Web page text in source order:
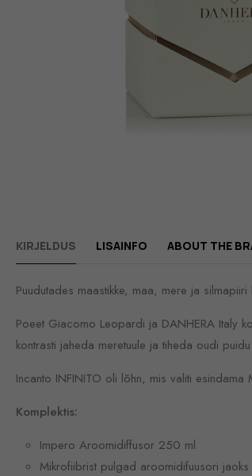
KIRJELDUS LISAINFO ABOUT THE
Puudutades maastikke, maa, mere ja
Poeet Giacomo Leopardi ja DANHERA Italy
kontrasti jaheda meretuule ja tiheda oudi
Incanto INFINITO oli lõhn, mis valiti
Komplektis:
Impero Aroomidiffusor 250 ml
Mikrofiibrist pulgad aroomidifuusori jaoks